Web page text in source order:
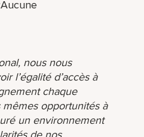
nous nous
l’égalité d’accès à
chaque
opportunités à
un environnement
de nos